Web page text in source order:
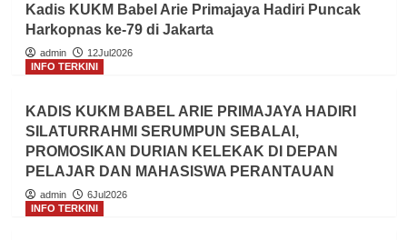
Kadis KUKM Babel Arie Primajaya Hadiri Puncak
Harkopnas ke-79 di Jakarta
admin
12Jul2026
INFO TERKINI
KADIS KUKM BABEL ARIE PRIMAJAYA HADIRI
SILATURRAHMI SERUMPUN SEBALAI,
PROMOSIKAN DURIAN KELEKAK DI DEPAN
PELAJAR DAN MAHASISWA PERANTAUAN
admin
6Jul2026
INFO TERKINI